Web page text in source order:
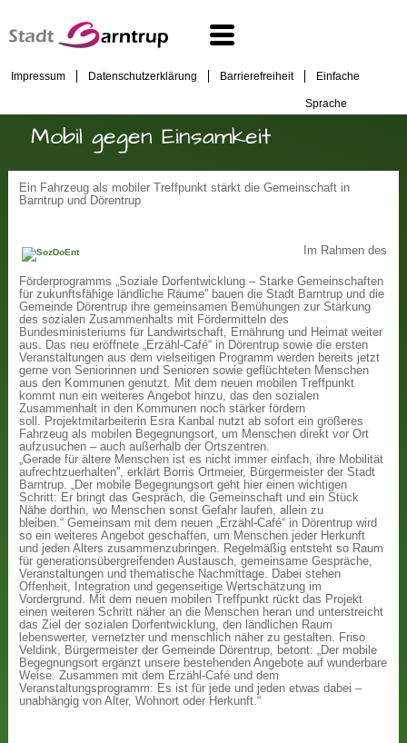
Impressum Datenschutzerklärung Barrierefreiheit Einfache
Sprache
Mobil gegen Einsamkeit
Ein Fahrzeug als mobiler Treffpunkt stärkt die Gemeinschaft in
Barntrup und Dörentrup
Im Rahmen des
Förderprogramms „Soziale Dorfentwicklung – Starke Gemeinschaften
für zukunftsfähige ländliche Räume” bauen die Stadt Barntrup und die
Gemeinde Dörentrup ihre gemeinsamen Bemühungen zur Stärkung
des sozialen Zusammenhalts mit Fördermitteln des
Bundesministeriums für Landwirtschaft, Ernährung und Heimat weiter
aus. Das neu eröffnete „Erzähl-Café“ in Dörentrup sowie die ersten
Veranstaltungen aus dem vielseitigen Programm werden bereits jetzt
gerne von Seniorinnen und Senioren sowie geflüchteten Menschen
aus den Kommunen genutzt. Mit dem neuen mobilen Treffpunkt
kommt nun ein weiteres Angebot hinzu, das den sozialen
Zusammenhalt in den Kommunen noch stärker fördern
soll. Projektmitarbeiterin Esra Kanbal nutzt ab sofort ein größeres
Fahrzeug als mobilen Begegnungsort, um Menschen direkt vor Ort
aufzusuchen – auch außerhalb der Ortszentren.
„Gerade für ältere Menschen ist es nicht immer einfach, ihre Mobilität
aufrechtzuerhalten”, erklärt Borris Ortmeier, Bürgermeister der Stadt
Barntrup. „Der mobile Begegnungsort geht hier einen wichtigen
Schritt: Er bringt das Gespräch, die Gemeinschaft und ein Stück
Nähe dorthin, wo Menschen sonst Gefahr laufen, allein zu
bleiben.“ Gemeinsam mit dem neuen „Erzähl-Café“ in Dörentrup wird
so ein weiteres Angebot geschaffen, um Menschen jeder Herkunft
und jeden Alters zusammenzubringen. Regelmäßig entsteht so Raum
für generationsübergreifenden Austausch, gemeinsame Gespräche,
Veranstaltungen und thematische Nachmittage. Dabei stehen
Offenheit, Integration und gegenseitige Wertschätzung im
Vordergrund. Mit dem neuen mobilen Treffpunkt rückt das Projekt
einen weiteren Schritt näher an die Menschen heran und unterstreicht
das Ziel der sozialen Dorfentwicklung, den ländlichen Raum
lebenswerter, vernetzter und menschlich näher zu gestalten. Friso
Veldink, Bürgermeister der Gemeinde Dörentrup, betont: „Der mobile
Begegnungsort ergänzt unsere bestehenden Angebote auf wunderbare
Weise. Zusammen mit dem Erzähl-Café und dem
Veranstaltungsprogramm: Es ist für jede und jeden etwas dabei –
unabhängig von Alter, Wohnort oder Herkunft.“